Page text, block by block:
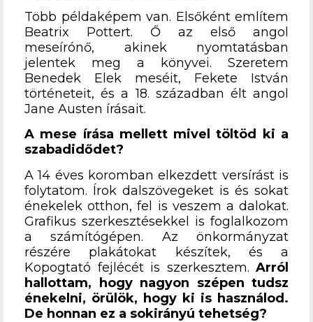
Több példaképem van. Elsőként említem
Beatrix Pottert. Ő az első angol
meseírónő, akinek nyomtatásban
jelentek meg a könyvei. Szeretem
Benedek Elek meséit, Fekete István
történeteit, és a 18. században élt angol
Jane Austen írásait.
A mese írása mellett mivel töltöd ki a
szabadidődet?
A 14 éves koromban elkezdett versírást is
folytatom. Írok dalszövegeket is és sokat
énekelek otthon, fel is veszem a dalokat.
Grafikus szerkesztésekkel is foglalkozom
a számítógépen. Az önkormányzat
részére plakátokat készítek, és a
Kopogtató fejlécét is szerkesztem. Arról
hallottam, hogy nagyon szépen tudsz
énekelni, örülök, hogy ki is használod.
De honnan ez a sokirányú tehetség?